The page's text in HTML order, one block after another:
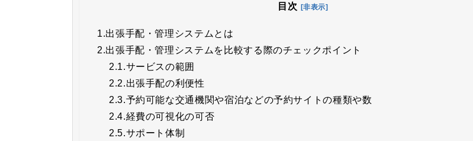
目次 [非表示]
1.出張手配・管理システムとは
2.出張手配・管理システムを比較する際のチェックポイント
2.1.サービスの範囲
2.2.出張手配の利便性
2.3.予約可能な交通機関や宿泊などの予約サイトの種類や数
2.4.経費の可視化の可否
2.5.サポート体制